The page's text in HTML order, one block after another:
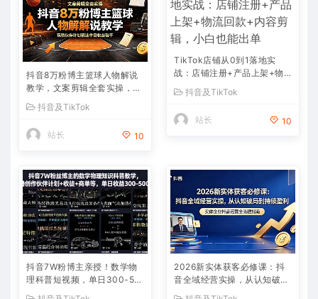
抖音8万粉博主篮球人物解说
教学，文案剪辑全套实操，玩
转伙伴计划精选单日收益破千
抖音及TikTok
站长 10
TikTok店铺从0到1落地实
战：店铺注册+产品上架+物
流回款+内容剪辑，小白也能
出单
抖音及TikTok
站长 10
抖音7W粉博主亲授！数学物
理科普短视频，单日300-50
2026新实体获客必修课：抖
音全域经营实操，从认知破局